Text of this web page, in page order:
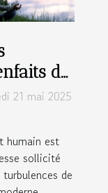
de
le
21 mai 2025
humain est
sollicité
de